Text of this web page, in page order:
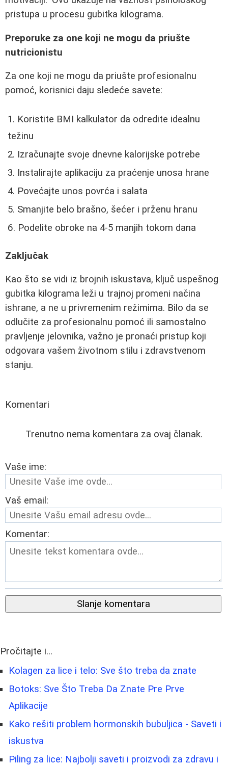
pristupa u procesu gubitka kilograma.
Preporuke za one koji ne mogu da priušte
nutricionistu
Za one koji ne mogu da priušte profesionalnu
pomoć, korisnici daju sledeće savete:
Koristite BMI kalkulator da odredite idealnu
težinu
Izračunajte svoje dnevne kalorijske potrebe
Instalirajte aplikaciju za praćenje unosa hrane
Povećajte unos povrća i salata
Smanjite belo brašno, šećer i prženu hranu
Podelite obroke na 4-5 manjih tokom dana
Zaključak
Kao što se vidi iz brojnih iskustava, ključ uspešnog
gubitka kilograma leži u trajnoj promeni načina
ishrane, a ne u privremenim režimima. Bilo da se
odlučite za profesionalnu pomoć ili samostalno
pravljenje jelovnika, važno je pronaći pristup koji
odgovara vašem životnom stilu i zdravstvenom
stanju.
Komentari
Trenutno nema komentara za ovaj članak.
Vaše ime:
Vaš email:
Komentar:
Slanje komentara
Pročitajte i...
Kolagen za lice i telo: Sve što treba da znate
Botoks: Sve Što Treba Da Znate Pre Prve
Aplikacije
Kako rešiti problem hormonskih bubuljica - Saveti i
iskustva
Piling za lice: Najbolji saveti i proizvodi za zdravu i